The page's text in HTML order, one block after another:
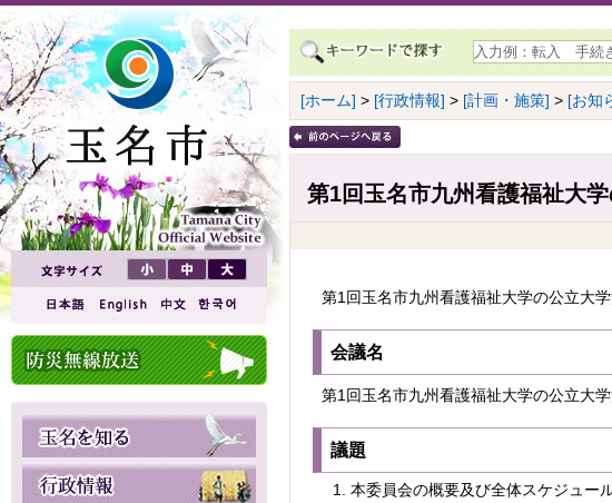
[ホーム] > [行政情報] > [計画・施策] > [お知
第1回玉名市九州看護福祉大
第1回玉名市九州看護福祉大学の公立大
会議名
第1回玉名市九州看護福祉大学の公立大
議題
本委員会の概要及び全体スケジュー